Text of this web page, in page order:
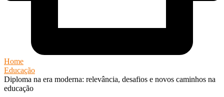
Home
Educação
Diploma na era moderna: relevância, desafios e novos caminhos na
educação